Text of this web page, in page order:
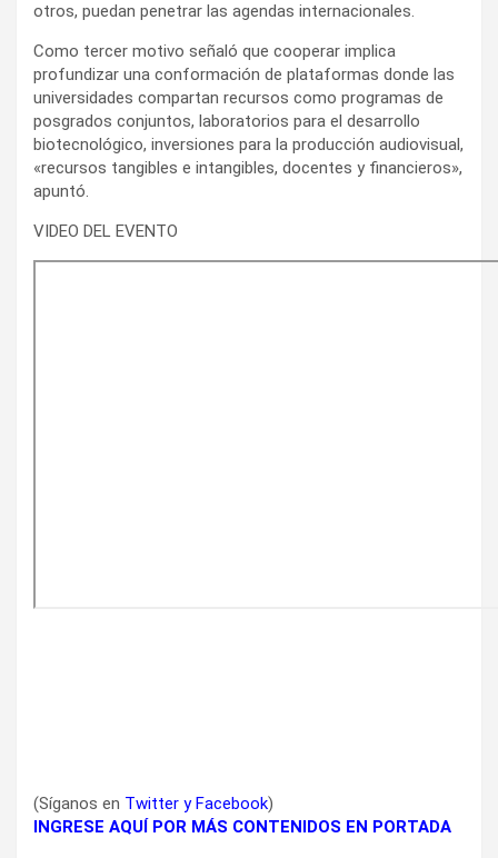
otros, puedan penetrar las agendas internacionales.
Como tercer motivo señaló que cooperar implica
profundizar una conformación de plataformas donde las
universidades compartan recursos como programas de
posgrados conjuntos, laboratorios para el desarrollo
biotecnológico, inversiones para la producción audiovisual,
«recursos tangibles e intangibles, docentes y financieros»,
apuntó.
VIDEO DEL EVENTO
(Síganos en Twitter yFacebook)
INGRESE AQUÍ POR MÁS CONTENIDOS EN PORTADA